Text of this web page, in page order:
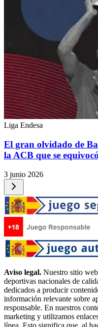
Liga Endesa
El gran olvidado de
la ACB que se equivocó
3 junio 2026
Aviso legal. Nuestro sitio
deportivas nacionales de
dedicados a producir
información relevante sobre
responsable. En nuestros
marketing y utilizamos
línea. Esto significa que, al